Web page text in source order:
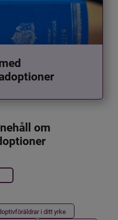
om
automatiskt
i ditt yrke